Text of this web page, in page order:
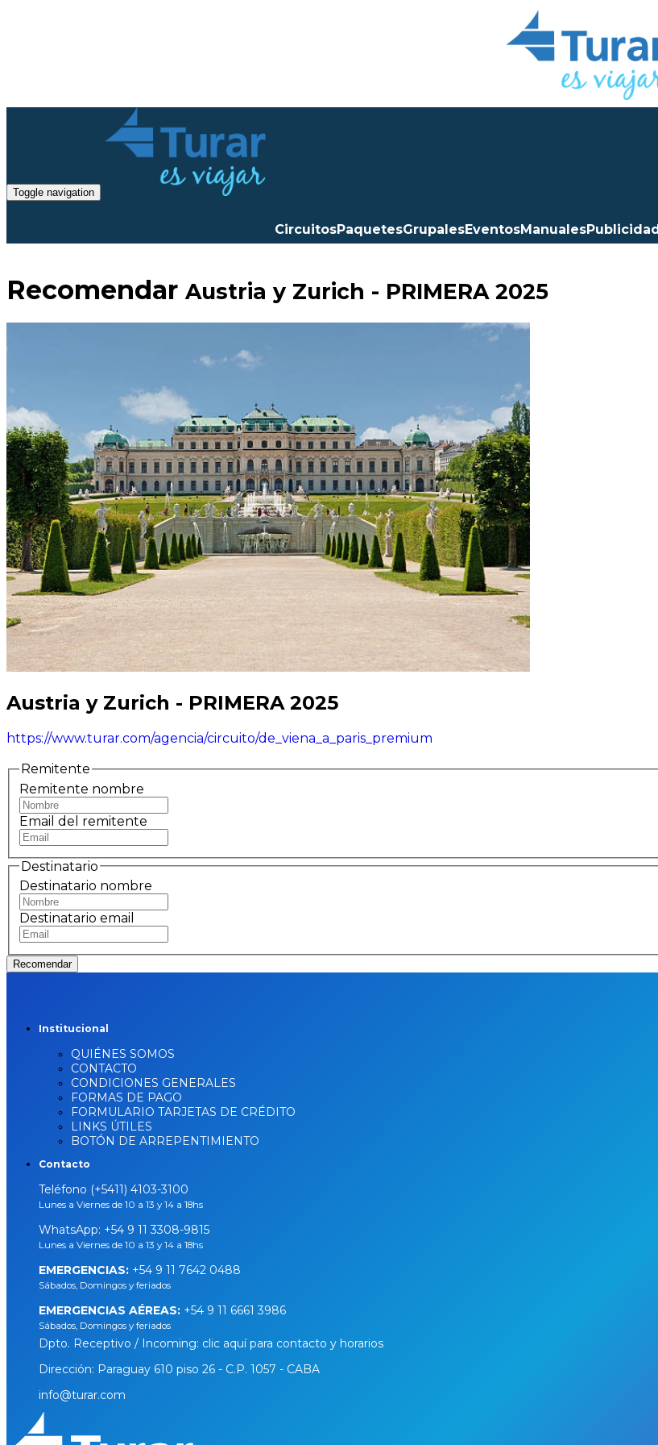
Toggle navigation
CircuitosPaquetesGrupalesEventosManualesPublicidad
Recomendar Austria y Zurich - PRIMERA 2025
Austria y Zurich - PRIMERA 2025
https://www.turar.com/agencia/circuito/de_viena_a_paris_premium
Remitente
Remitente nombre
Email del remitente
Destinatario
Destinatario nombre
Destinatario email
Recomendar
Institucional
QUIÉNES SOMOS
CONTACTO
CONDICIONES GENERALES
FORMAS DE PAGO
FORMULARIO TARJETAS DE CRÉDITO
LINKS ÚTILES
BOTÓN DE ARREPENTIMIENTO
Contacto
Teléfono (+5411) 4103-3100
Lunes a Viernes de 10 a 13 y 14 a 18hs
WhatsApp: +54 9 11 3308-9815
Lunes a Viernes de 10 a 13 y 14 a 18hs
EMERGENCIAS: +54 9 11 7642 0488
Sábados, Domingos y feriados
EMERGENCIAS AÉREAS: +54 9 11 6661 3986
Sábados, Domingos y feriados
Dpto. Receptivo / Incoming: clic aquí para contacto y horarios
Dirección: Paraguay 610 piso 26 - C.P. 1057 - CABA
info@turar.com